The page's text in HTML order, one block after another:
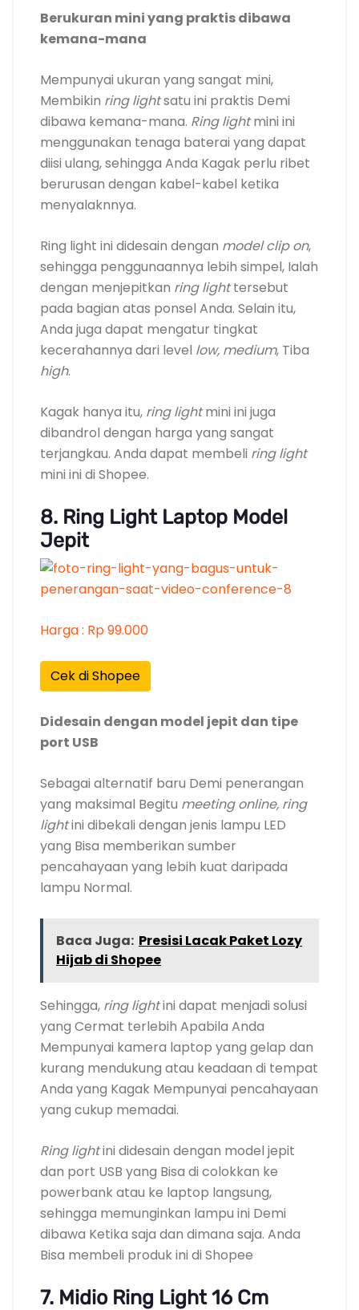
Berukuran mini yang praktis dibawa
kemana-mana
Mempunyai ukuran yang sangat mini,
Membikin ring lightsatu ini praktis Demi
dibawa kemana-mana. Ring lightmini ini
menggunakan tenaga baterai yang dapat
diisi ulang, sehingga Anda Kagak perlu ribet
berurusan dengan kabel-kabel ketika
menyalaknnya.
Ring light ini didesain dengan model clip on,
sehingga penggunaannya lebih simpel, Ialah
dengan menjepitkan ring lighttersebut
pada bagian atas ponsel Anda. Selain itu,
Anda juga dapat mengatur tingkat
kecerahannya dari level low, medium, Tiba
high.
Kagak hanya itu, ring lightmini ini juga
dibandrol dengan harga yang sangat
terjangkau. Anda dapat membeli ring light
mini ini di Shopee.
8. Ring Light Laptop Model
Jepit
Harga : Rp 99.000
Cek di Shopee
Didesain dengan model jepit dan tipe
port USB
Sebagai alternatif baru Demi penerangan
yang maksimal Begitu meeting online, ring
lightini dibekali dengan jenis lampu LED
yang Bisa memberikan sumber
pencahayaan yang lebih kuat daripada
lampu Normal.
Baca Juga: Presisi Lacak Paket Lozy
Hijab di Shopee
Sehingga, ring lightini dapat menjadi solusi
yang Cermat terlebih Apabila Anda
Mempunyai kamera laptop yang gelap dan
kurang mendukung atau keadaan di tempat
Anda yang Kagak Mempunyai pencahayaan
yang cukup memadai.
Ring lightini didesain dengan model jepit
dan port USB yang Bisa di colokkan ke
powerbank atau ke laptop langsung,
sehingga memunginkan lampu ini Demi
dibawa Ketika saja dan dimana saja. Anda
Bisa membeli produk ini di Shopee
7. Midio Ring Light 16 Cm